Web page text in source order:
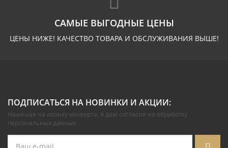
САМЫЕ ВЫГОДНЫЕ ЦЕНЫ
ЦЕНЫ НИЖЕ! КАЧЕСТВО ТОВАРА И ОБСЛУЖИВАНИЯ ВЫШЕ!
ПОДПИСАТЬСЯ НА НОВИНКИ И АКЦИИ:
Нажимая на иконку конверта, я даю согласие на обработку
персональных данных.